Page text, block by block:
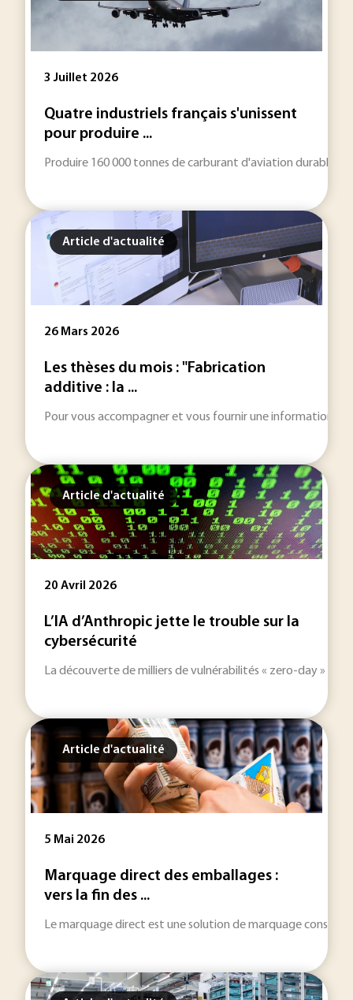
3 Juillet 2026
Quatre industriels français s'unissent
pour produire ...
Produire 160 000 tonnes de carburant d'aviation durable
Article d'actualité
26 Mars 2026
Les thèses du mois : "Fabrication
additive : la ...
Pour vous accompagner et vous fournir une information
Article d'actualité
20 Avril 2026
L’IA d’Anthropic jette le trouble sur la
cybersécurité
La découverte de milliers de vulnérabilités « zero-day » sur
Article d'actualité
5 Mai 2026
Marquage direct des emballages :
vers la fin des ...
Le marquage direct est une solution de marquage